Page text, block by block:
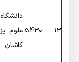
5430
دانشگاه
علوم پزشکی
کاشان
3034